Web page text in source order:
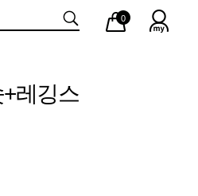
마이
페이
장바
구니
0
레깅스